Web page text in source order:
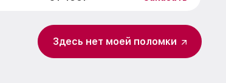
от 400₽ Заказать
Здесь нет моей поломки